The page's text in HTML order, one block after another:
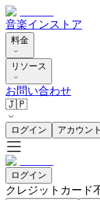
音楽インストア
料金
リソース
お問い合わせ
🇯🇵
ログイン アカウン
ログイン
クレジットカード